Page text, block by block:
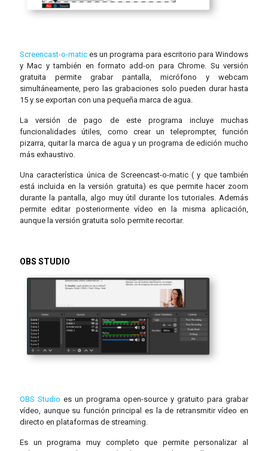
Screencast-o-matic es un programa para escritorio para Windows
y Mac y también en formato add-on para Chrome. Su versión
gratuita permite grabar pantalla, micrófono y webcam
simultáneamente, pero las grabaciones solo pueden durar hasta
15 y se exportan con una pequeña marca de agua.
La versión de pago de este programa incluye muchas
funcionalidades útiles, como crear un teleprompter, función
pizarra, quitar la marca de agua y un programa de edición mucho
más exhaustivo.
Una característica única de Screencast-o-matic ( y que también
está incluida en la versión gratuita) es que permite hacer zoom
durante la pantalla, algo muy útil durante los tutoriales. Además
permite editar posteriormente vídeo en la misma aplicación,
aunque la versión gratuita solo permite recortar.
OBS STUDIO
OBS Studio es un programa open-source y gratuito para grabar
vídeo, aunque su función principal es la de retransmitir vídeo en
directo en plataformas de streaming.
Es un programa muy completo que permite personalizar al